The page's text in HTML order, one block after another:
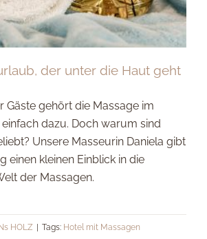
der unter die Haut geht
Gäste gehört die Massage im
dazu. Doch warum sind
Unsere Masseurin Daniela gibt
einen kleinen Einblick in die
der Massagen.
HOLZ | Tags: Hotel mit Massagen